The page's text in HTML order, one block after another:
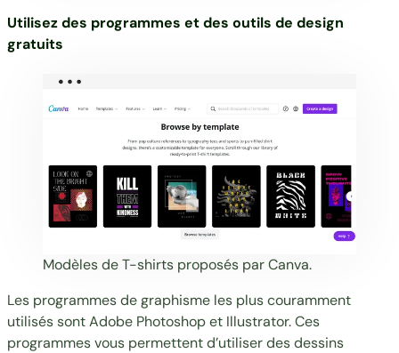
Utilisez des programmes et des outils de design
gratuits
Modèles de T-shirts proposés parCanva.
Les programmes de graphisme les plus couramment
utilisés sontAdobe Photoshopet Illustrator. Ces
programmes vous permettent d’utiliser des dessins